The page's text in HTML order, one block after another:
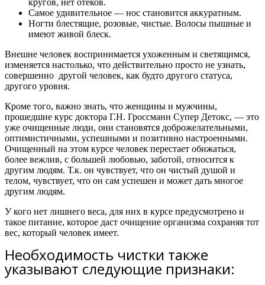
кругов, нет отеков.
Самое удивительное — нос становится аккуратным.
Ногти блестящие, розовые, чистые. Волосы пышные и
имеют живой блеск.
Внешне человек воспринимается ухоженным и светящимся,
изменяется настолько, что действительно просто не узнать,
совершенно другой человек, как будто другого статуса,
другого уровня.
Кроме того, важно знать, что женщины и мужчины,
прошедшие курс доктора Г.Н. Гроссманн Супер Детокс, — это
уже очищенные люди, они становятся доброжелательными,
оптимистичными, успешными и позитивно настроенными.
Очищенный на этом курсе человек перестает обижаться,
более вежлив, с большей любовью, заботой, относится к
другим людям. Т.к. он чувствует, что он чистый душой и
телом, чувствует, что он сам успешен и может дать многое
другим людям.
У кого нет лишнего веса, для них в курсе предусмотрено и
такое питание, которое даст очищение организма сохраняя тот
вес, который человек имеет.
Необходимость чистки также
указывают следующие признаки: